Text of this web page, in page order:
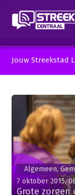
Jouw Streekstad
Algemeen,
7 oktober 2015,
Grote zorgen